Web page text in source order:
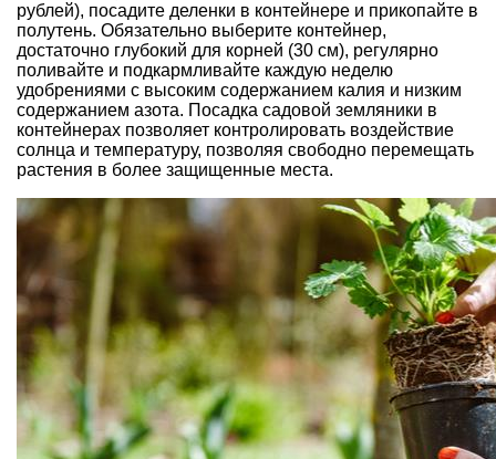
рублей), посадите деленки в контейнере и прикопайте в
полутень. Обязательно выберите контейнер,
достаточно глубокий для корней (30 см), регулярно
поливайте и подкармливайте каждую неделю
удобрениями с высоким содержанием калия и низким
содержанием азота. Посадка садовой земляники в
контейнерах позволяет контролировать воздействие
солнца и температуру, позволяя свободно перемещать
растения в более защищенные места.